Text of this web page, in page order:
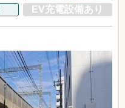
EV充電設備あり